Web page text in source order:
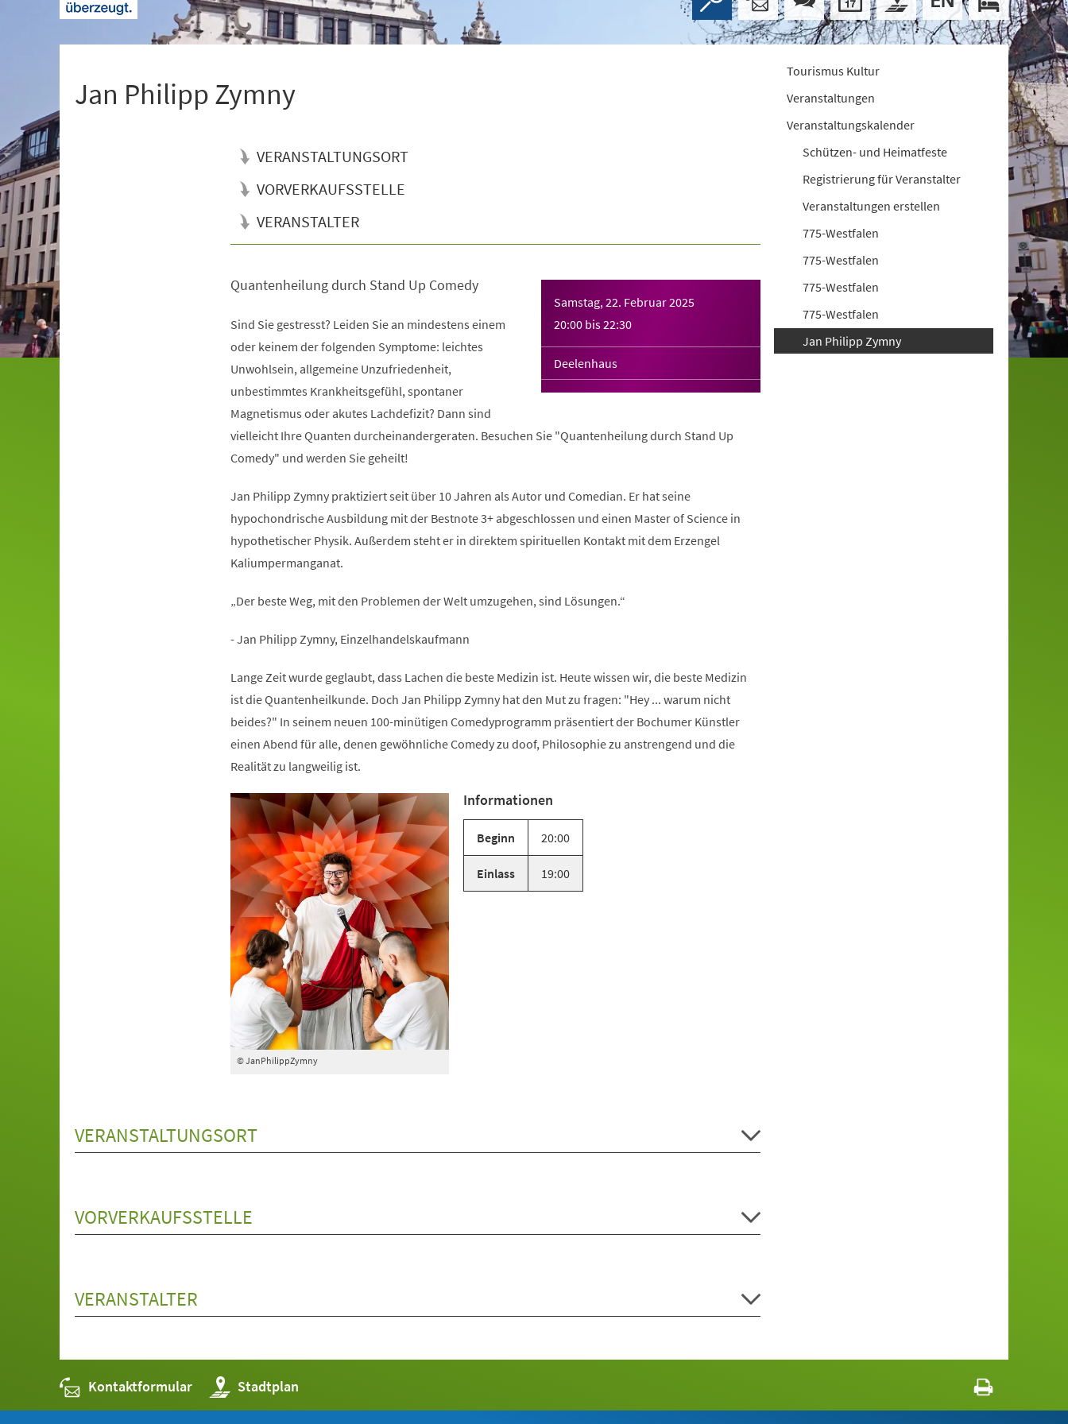
Jan Philipp Zymny
VERANSTALTUNGSORT
VORVERKAUFSSTELLE
VERANSTALTER
Samstag, 22. Februar 2025
20:00 bis22:30
Deelenhaus
Quantenheilung durch Stand Up Comedy
Sind Sie gestresst? Leiden Sie an mindestens einem
oder keinem der folgenden Symptome: leichtes
Unwohlsein, allgemeine Unzufriedenheit,
unbestimmtes Krankheitsgefühl, spontaner
Magnetismus oder akutes Lachdefizit? Dann sind
vielleicht Ihre Quanten durcheinandergeraten. Besuchen Sie "Quantenheilung durch Stand Up
Comedy" und werden Sie geheilt!
Jan Philipp Zymny praktiziert seit über 10 Jahren als Autor und Comedian. Er hat seine
hypochondrische Ausbildung mit der Bestnote 3+ abgeschlossen und einen Master of Science in
hypothetischer Physik. Außerdem steht er in direktem spirituellen Kontakt mit dem Erzengel
Kaliumpermanganat.
„Der beste Weg, mit den Problemen der Welt umzugehen, sind Lösungen.“
- Jan Philipp Zymny, Einzelhandelskaufmann
Lange Zeit wurde geglaubt, dass Lachen die beste Medizin ist. Heute wissen wir, die beste Medizin
ist die Quantenheilkunde. Doch Jan Philipp Zymny hat den Mut zu fragen: "Hey ... warum nicht
beides?" In seinem neuen 100-minütigen Comedyprogramm präsentiert der Bochumer Künstler
einen Abend für alle, denen gewöhnliche Comedy zu doof, Philosophie zu anstrengend und die
Realität zu langweilig ist.
© JanPhilippZymny
Informationen
Beginn 20:00
Einlass 19:00
VERANSTALTUNGSORT
VORVERKAUFSSTELLE
VERANSTALTER
Tourismus Kultur
Veranstaltungen
Veranstaltungskalender
Schützen- und Heimatfeste
Registrierung für Veranstalter
Veranstaltungen erstellen
775-Westfalen
775-Westfalen
775-Westfalen
775-Westfalen
Jan Philipp Zymny
Kontaktformular Stadtplan
(Öffnet
in
einem